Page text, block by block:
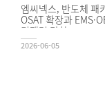
엠씨넥스, 반도체 패
OSAT 확장과
경쟁력 강화
2026-06-05